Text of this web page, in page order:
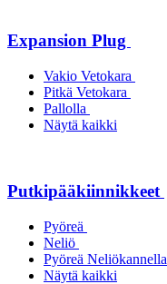
Expansion Plug
Vakio Vetokara
Pitkä Vetokara
Pallolla
Näytä kaikki
Putkipääkiinnikkeet
Pyöreä
Neliö
Pyöreä Neliökannella
Näytä kaikki